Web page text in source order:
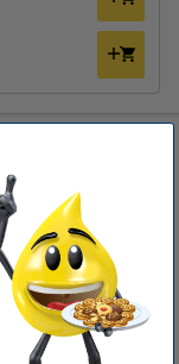
Beställ